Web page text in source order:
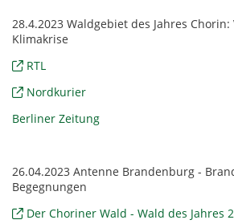
28.4.2023 Waldgebiet des Jahres
Klimakrise
RTL
Nordkurier
Berliner Zeitung
26.04.2023 Antenne Brandenburg -
Begegnungen
Der Choriner Wald - Wald des Jahres